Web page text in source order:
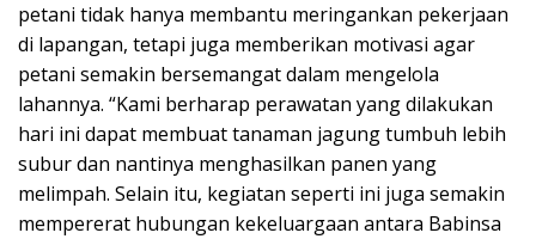
petani tidak hanya membantu meringankan pekerjaan
di lapangan, tetapi juga memberikan motivasi agar
petani semakin bersemangat dalam mengelola
lahannya. “Kami berharap perawatan yang dilakukan
hari ini dapat membuat tanaman jagung tumbuh lebih
subur dan nantinya menghasilkan panen yang
melimpah. Selain itu, kegiatan seperti ini juga semakin
mempererat hubungan kekeluargaan antara Babinsa